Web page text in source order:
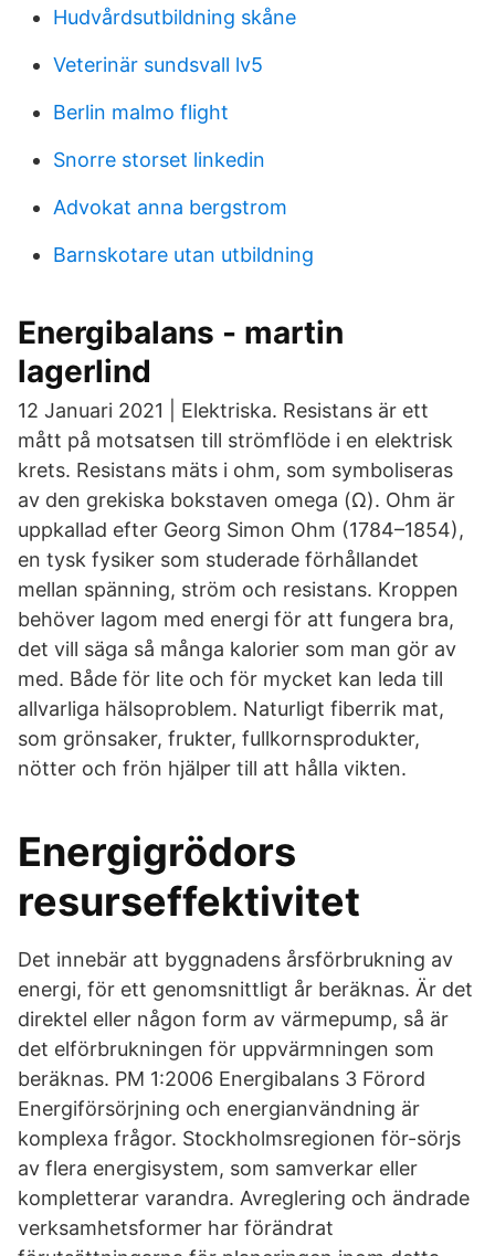
Hudvårdsutbildning skåne
Veterinär sundsvall lv5
Berlin malmo flight
Snorre storset linkedin
Advokat anna bergstrom
Barnskotare utan utbildning
Energibalans - martin
lagerlind
12 Januari 2021 | Elektriska. Resistans är ett
mått på motsatsen till strömflöde i en elektrisk
krets. Resistans mäts i ohm, som symboliseras
av den grekiska bokstaven omega (Ω). Ohm är
uppkallad efter Georg Simon Ohm (1784–1854),
en tysk fysiker som studerade förhållandet
mellan spänning, ström och resistans. Kroppen
behöver lagom med energi för att fungera bra,
det vill säga så många kalorier som man gör av
med. Både för lite och för mycket kan leda till
allvarliga hälsoproblem. Naturligt fiberrik mat,
som grönsaker, frukter, fullkornsprodukter,
nötter och frön hjälper till att hålla vikten.
Energigrödors
resurseffektivitet
Det innebär att byggnadens årsförbrukning av
energi, för ett genomsnittligt år beräknas. Är det
direktel eller någon form av värmepump, så är
det elförbrukningen för uppvärmningen som
beräknas. PM 1:2006 Energibalans 3 Förord
Energiförsörjning och energianvändning är
komplexa frågor. Stockholmsregionen för-sörjs
av flera energisystem, som samverkar eller
kompletterar varandra. Avreglering och ändrade
verksamhetsformer har förändrat